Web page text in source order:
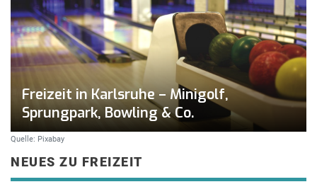
Freizeit in Karlsruhe – Minigolf,
Sprungpark, Bowling & Co.
Quelle: Pixabay
NEUES ZU FREIZEIT